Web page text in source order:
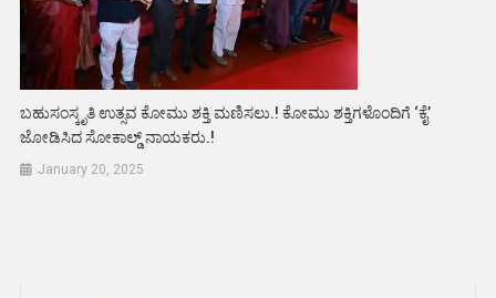
ಬಹುಸಂಸ್ಕೃತಿ ಉತ್ಸವ ಕೋಮು ಶಕ್ತಿ ಮಣಿಸಲು.! ಕೋಮು ಶಕ್ತಿಗಳೊಂದಿಗೆ ‘ಕೈ’
ಜೋಡಿಸಿದ ಸೋಕಾಲ್ಡ್ ನಾಯಕರು.!
January 20, 2025